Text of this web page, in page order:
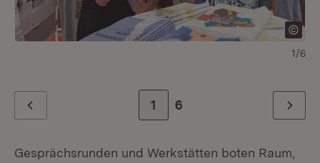
1/6
Zur Seite
1 Zur letzten Seite
6 Weiter
Gesprächsrunden und Werkstätten boten Raum,